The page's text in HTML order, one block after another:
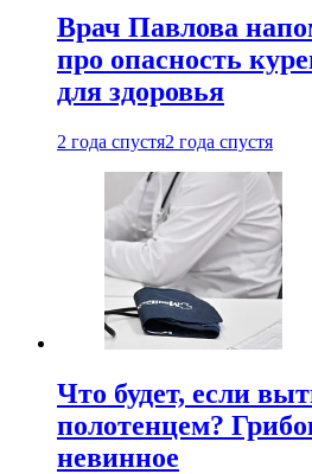
Врач Павлова
про опасность
для здоровья
2 года спустя2 года спустя
Что будет, если
полотенцем?
невинное